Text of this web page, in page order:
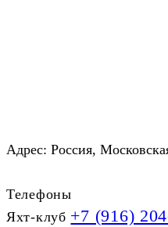
Адрес: Россия,
Телефоны
Яхт-клуб +7 (916)